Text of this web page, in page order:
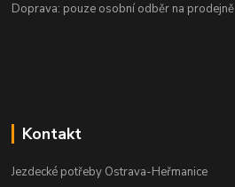
Doprava: pouze osobní odběr na prodejně
Kontakt
Jezdecké potřeby Ostrava-Heřmanice